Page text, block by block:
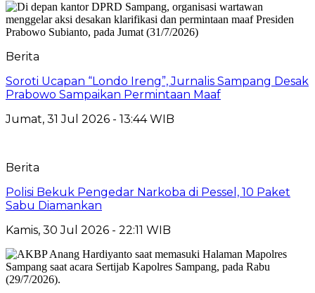
Berita
Soroti Ucapan “Londo Ireng”, Jurnalis Sampang Desak
Prabowo Sampaikan Permintaan Maaf
Jumat, 31 Jul 2026 - 13:44 WIB
Berita
Polisi Bekuk Pengedar Narkoba di Pessel, 10 Paket
Sabu Diamankan
Kamis, 30 Jul 2026 - 22:11 WIB